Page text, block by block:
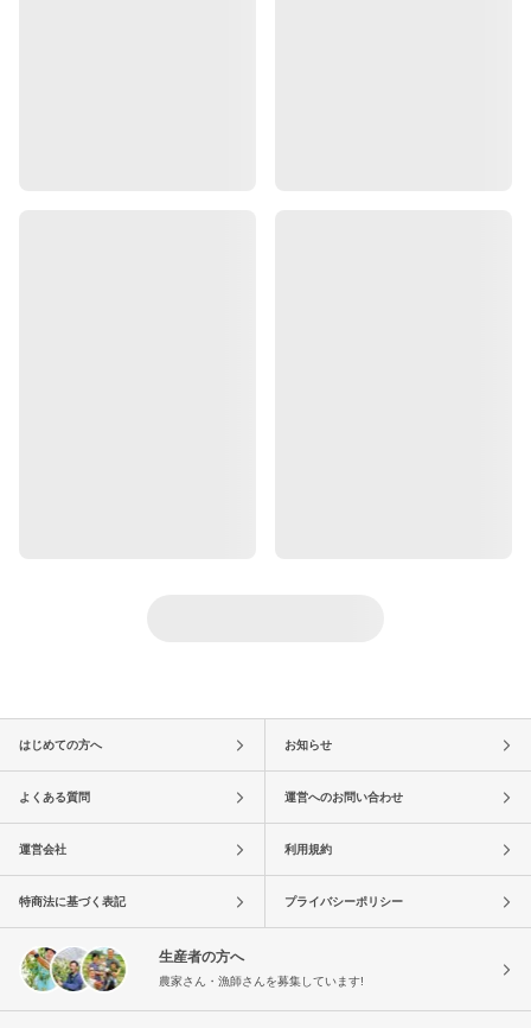
はじめての方へ お知らせ
よくある質問 運営へのお問い合わせ
運営会社 利用規約
特商法に基づく表記 プライバシーポリシー
生産者の方へ
農家さん・漁師さんを募集しています!